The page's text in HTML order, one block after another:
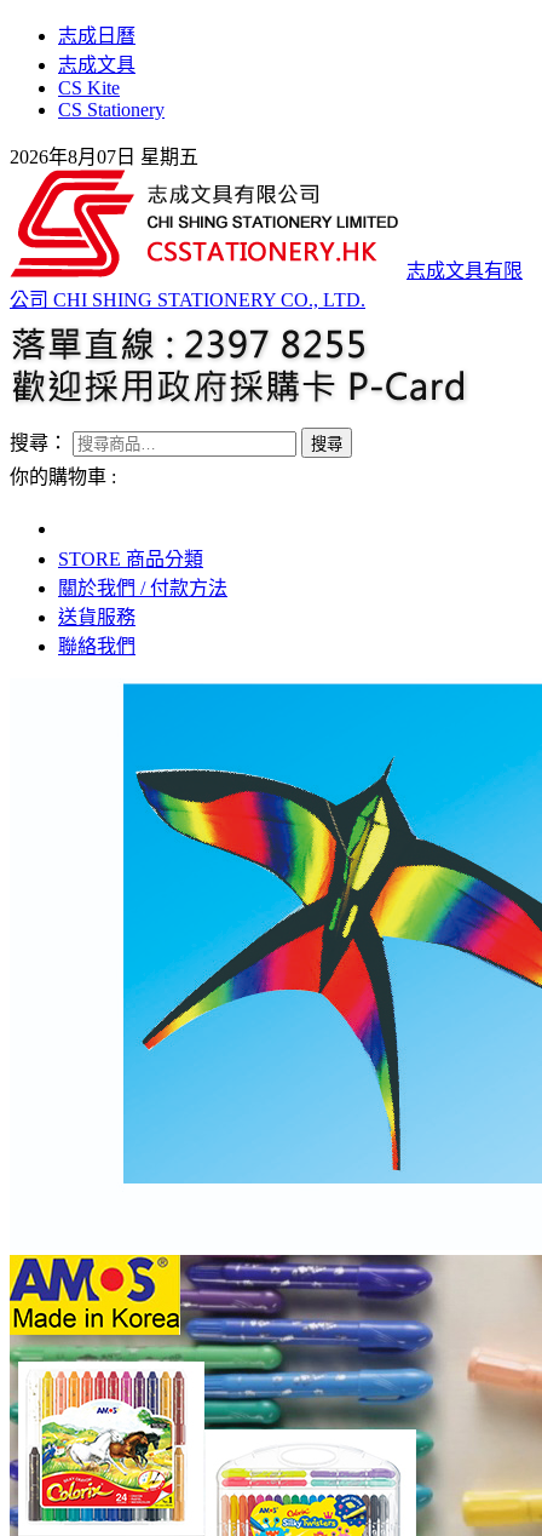
志成日曆
志成文具
CS Kite
CS Stationery
2026年8月07日 星期五
志成文具有限
公司 CHI SHING STATIONERY CO., LTD.
搜尋：
你的購物車 :
STORE 商品分類
關於我們 / 付款方法
送貨服務
聯絡我們